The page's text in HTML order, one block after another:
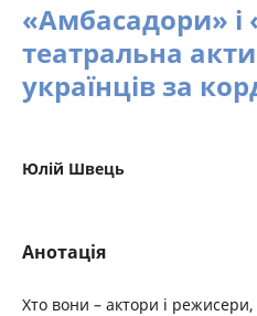
«Амбасадори» і
театральна
українців за
Юлій Швець
Анотація
Хто вони – актори і режисери,